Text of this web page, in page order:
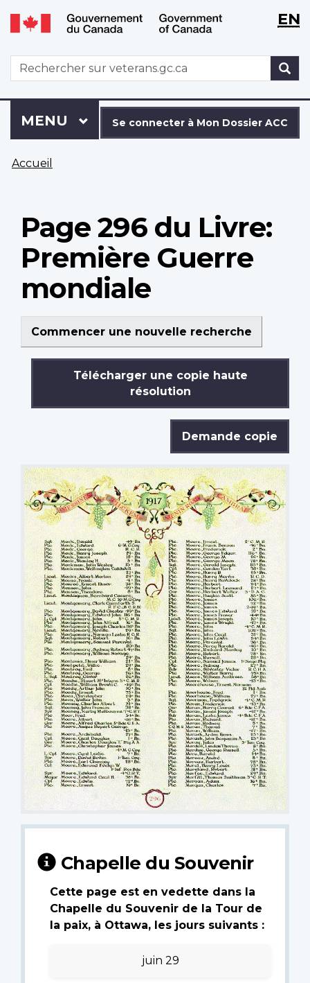
Aller
au
principal
Passer
à
version
HTML
simplifiée
WxT
WxTEN
WxT
Search
form
connecter
à
Dossier
Se connecter à Mon Dossier ACC
Menu
MENU PRINCIPAL
êtes
Accueil
Page 296 du Livre:
Première Guerre
mondiale
Commencer une nouvelle recherche
Télécharger une copie haute
résolution
Demande copie
Chapelle du Souvenir
Cette page est en vedette dans la
Chapelle du Souvenir de la Tour de
la paix, à Ottawa, les jours suivants :
juin 29